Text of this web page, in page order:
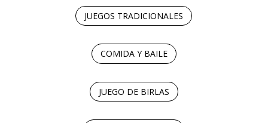
JUEGOS TRADICIONALES
COMIDA Y BAILE
JUEGO DE BIRLAS